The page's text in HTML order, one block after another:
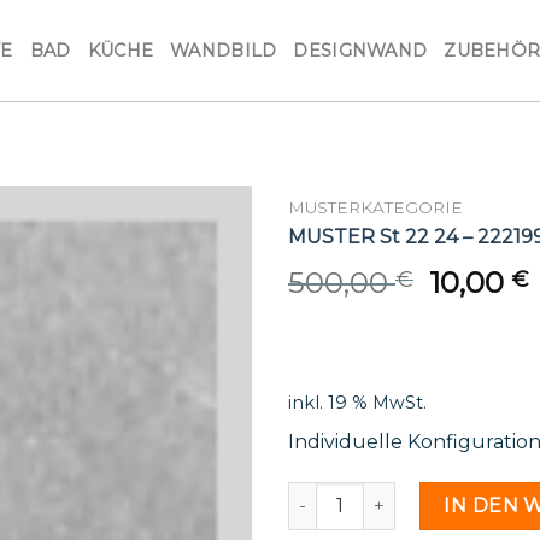
BAD KÜCHE WANDBILD DESIGNWAND ZUBEHÖR
MUSTERKATEGORIE
MUSTER St 22 24 –
500,00€
Original
10,00€
inkl. 19 % MwSt.
Individuelle Konfiguration
MUSTER St 22 24 - 2221997
IN DEN